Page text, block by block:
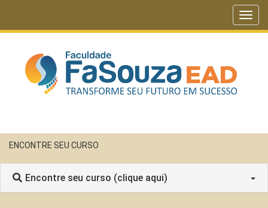
ENCONTRE SEU CURSO
Encontre seu curso (clique aqui)